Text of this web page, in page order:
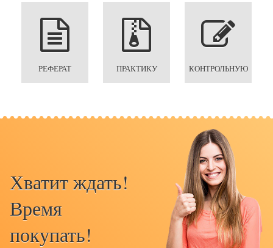
РЕФЕРАТ ПРАКТИКУ КОНТРОЛЬНУЮ
Хватит ждать!
Время
покупать!